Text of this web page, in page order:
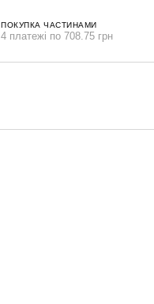
ПОКУПКА ЧАСТИНАМИ
4 платежі по 708.75 грн